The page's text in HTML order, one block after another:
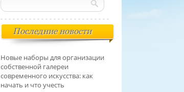
Последние новости
Новые наборы для организации
собственной галереи
современного искусства: как
начать и что учесть